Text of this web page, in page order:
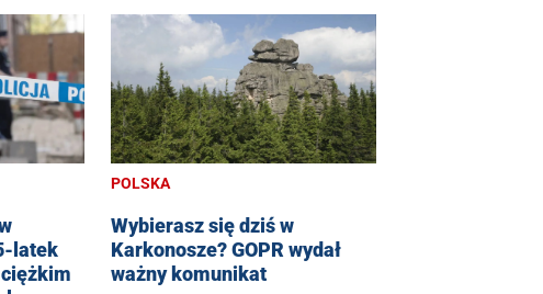
latek
POLSKA
Wybierasz się dziś w
Karkonosze? GOPR wydał
ważny komunikat